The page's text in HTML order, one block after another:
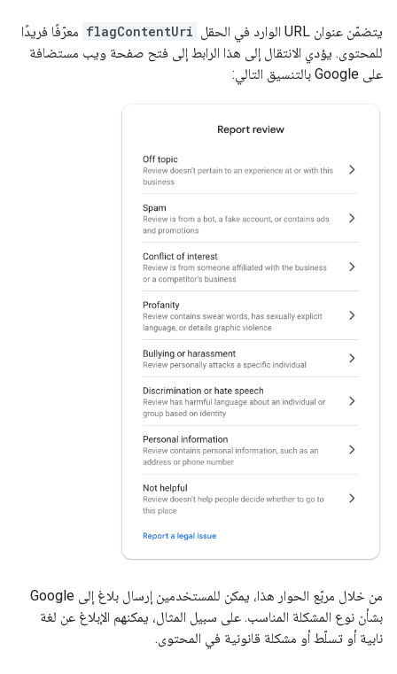
يتضمّن عنوان URL الوارد في الحقل flagContentUri معرّفًا فريدًا
للمحتوى. يؤدي الانتقال إلى هذا الرابط إلى فتح صفحة ويب مستضافة
على Google بالتنسيق التالي:
من خلال مربّع الحوار هذا، يمكن للمستخدمين إرسال بلاغ إلى Google
بشأن نوع المشكلة المناسب. على سبيل المثال، يمكنهم الإبلاغ عن لغة
نابية أو تسلّط أو مشكلة قانونية في المحتوى.